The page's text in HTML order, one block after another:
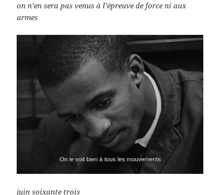
on n’en sera pas venus à l’épreuve de force ni aux
armes
juin soixante trois